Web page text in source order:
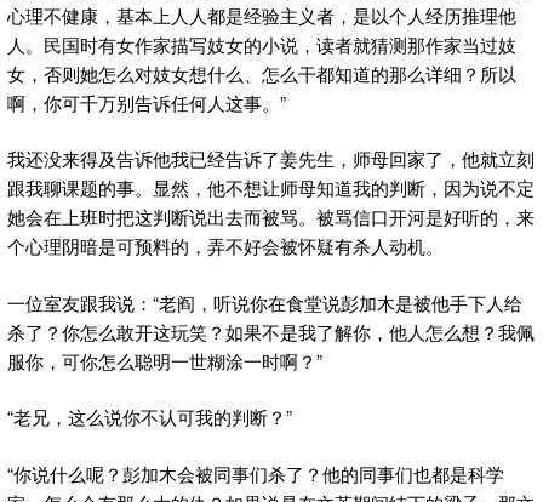
心理不健康，基本上人人都是经验主义者，是以个人经历推理他
人。民国时有女作家描写妓女的小说，读者就猜测那作家当过妓
女，否则她怎么对妓女想什么、怎么干都知道的那么详细？所以
啊，你可千万别告诉任何人这事。”
我还没来得及告诉他我已经告诉了姜先生，师母回家了，他就立刻
跟我聊课题的事。显然，他不想让师母知道我的判断，因为说不定
她会在上班时把这判断说出去而被骂。被骂信口开河是好听的，来
个心理阴暗是可预料的，弄不好会被怀疑有杀人动机。
一位室友跟我说：“老阎，听说你在食堂说彭加木是被他手下人给
杀了？你怎么敢开这玩笑？如果不是我了解你，他人怎么想？我佩
服你，可你怎么聪明一世糊涂一时啊？”
“老兄，这么说你不认可我的判断？”
“你说什么呢？彭加木会被同事们杀了？他的同事们也都是科学